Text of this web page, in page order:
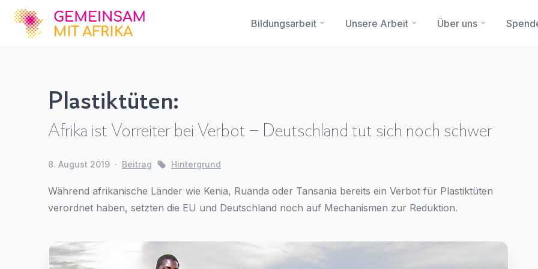
GFA
Bildungsarbeit Unsere Arbeit Über uns
Plastiktüten:
Afrika ist Vorreiter bei Verbot – Deutschland tut sich noch schwer
8. August 2019 · Beitrag Hintergrund
Während afrikanische Länder wie Kenia, Ruanda oder Tansania bereits ein Verbot für Plastiktüten
verordnet haben, setzten die EU und Deutschland noch auf Mechanismen zur Reduktion.
Sie haben eine Frage?
E-Mail*
Kinderarbeit
für
Elektrogeräte
Hintergrund,
Ein Konto erstellen
Abonnieren Sie unseren Newsletter regelmäßige